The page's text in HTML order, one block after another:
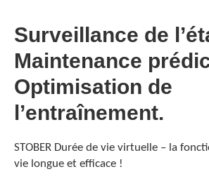
Surveillance de
Maintenance
Optimisation de
l’entraînement.
STOBER Durée de vie virtuelle – la
vie longue et efficace !